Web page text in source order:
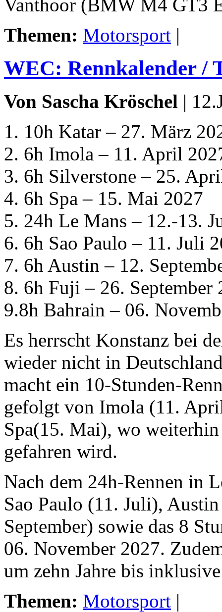
Vanthoor (BMW M4 GT3
Themen: Motorsport |
WEC: Rennkalender /
Von Sascha Kröschel |
1. 10h Katar – 27. März
2. 6h Imola – 11. April
3. 6h Silverstone – 25.
4. 6h Spa – 15. Mai 2027
5. 24h Le Mans – 12.-13.
6. 6h Sao Paulo – 11. Juli
7. 6h Austin – 12.
8. 6h Fuji – 26. September
9.8h Bahrain – 06.
Es herrscht Konstanz bei
wieder nicht in
macht ein 10-Stunden-
gefolgt von Imola (11.
Spa(15. Mai), wo
gefahren wird.
Nach dem 24h-Rennen in
Sao Paulo (11. Juli),
September) sowie das 8
06. November 2027.
um zehn Jahre bis
Themen: Motorsport |